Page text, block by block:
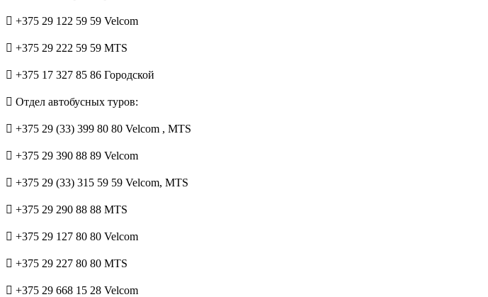
+375 29 122 59 59 Velcom
+375 29 222 59 59 MTS
+375 17 327 85 86 Городской
Отдел автобусных туров:
+375 29 (33) 399 80 80 Velcom , MTS
+375 29 390 88 89 Velcom
+375 29 (33) 315 59 59 Velcom, MTS
+375 29 290 88 88 MTS
+375 29 127 80 80 Velcom
+375 29 227 80 80 MTS
+375 29 668 15 28 Velcom